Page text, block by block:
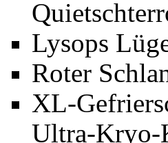
Lysops
Roter
XL-
Ultra-Kryo-